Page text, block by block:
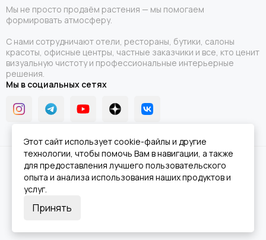
Мы не просто продаём растения — мы помогаем
формировать атмосферу.
С нами сотрудничают отели, рестораны, бутики, салоны
красоты, офисные центры, частные заказчики и все, кто ценит
визуальную чистоту и профессиональные интерьерные
решения.
Мы в социальных сетях
2026 © Ну и Туи!.Карта сайта
Этот сайт использует cookie-файлы и другие
технологии, чтобы помочь Вам в навигации, а также
для предоставления лучшего пользовательского
опыта и анализа использования наших продуктов и
услуг.
Принять